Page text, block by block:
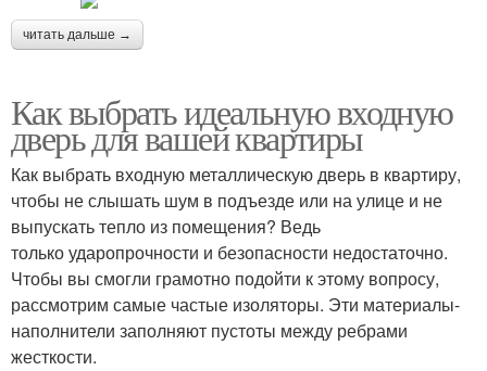
читать дальше →
Как выбрать идеальную входную
дверь для вашей квартиры
Как выбрать входную металлическую дверь в квартиру,
чтобы не слышать шум в подъезде или на улице и не
выпускать тепло из помещения? Ведь
только ударопрочности и безопасности недостаточно.
Чтобы вы смогли грамотно подойти к этому вопросу,
рассмотрим самые частые изоляторы. Эти материалы-
наполнители заполняют пустоты между ребрами
жесткости.